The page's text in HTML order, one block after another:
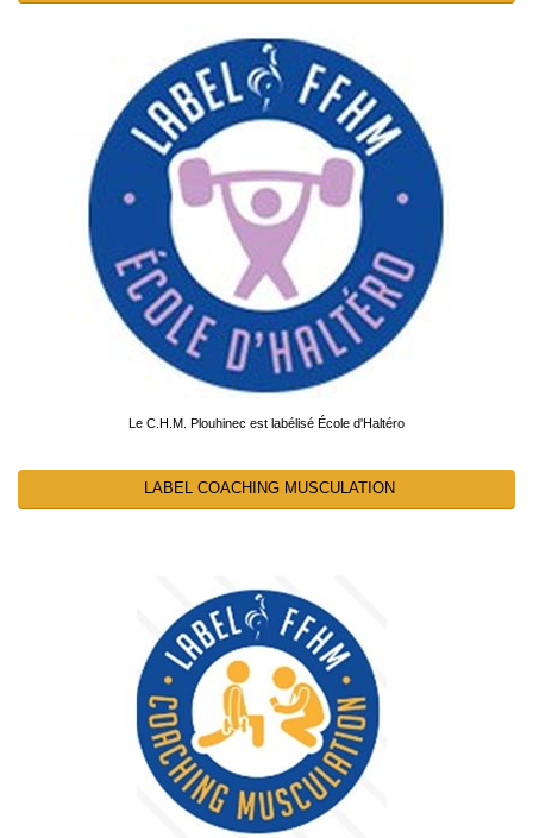
Le C.H.M. Plouhinec est labélisé École d'Haltéro
LABEL COACHING MUSCULATION